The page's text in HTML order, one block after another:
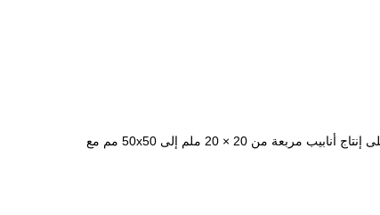
يصنع خط مطحنة الأنابيب المستقيمة عالية التردد HG63 أنابيب فولاذية ملحومة بأقطار تتراوح من 25 إلى 63.5 ملم وسمك من 0.8-3.2 ملم. قادرة على إنتاج أنابيب مربعة من 20 × 20 ملم إلى 50x50 مم مع